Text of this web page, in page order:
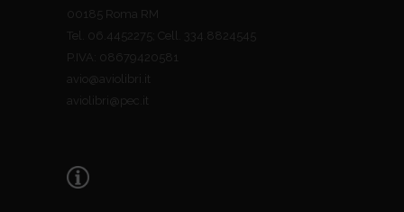
00185 Roma RM
Tel. 06.4452275; Cell. 334.8824545
P.IVA: 08679420581
avio@aviolibri.it
aviolibri@pec.it